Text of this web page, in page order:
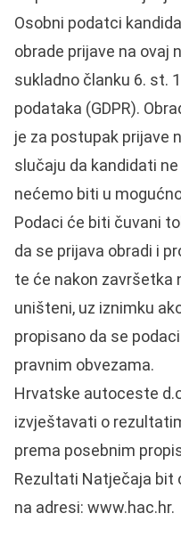
Osobni podatci
obrade prijave na ovaj
sukladno članku 6. st.
podataka (GDPR).
je za postupak prijave
slučaju da kandidati
nećemo biti u
Podaci će biti čuvani
da se prijava obradi i
te će nakon završetka
uništeni, uz iznimku
propisano da se
pravnim obvezama.
Hrvatske autoceste
izvještavati o
prema posebnim
Rezultati Natječaja bit
na adresi: www.hac.hr.